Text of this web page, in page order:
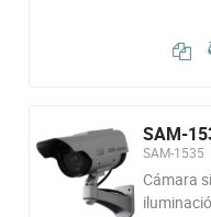
SAM-
SAM-1535
Cámara